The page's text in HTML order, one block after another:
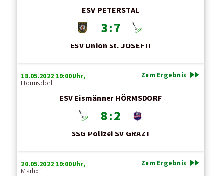
ESV PETERSTAL
3 : 7
ESV Union St. JOSEF II
18.05.2022 19:00Uhr,
Hörmsdorf
ESV Eismänner HÖRMSDORF
8 : 2
SSG Polizei SV GRAZ I
Zum Ergebnis fast_forward
20.05.2022 19:00Uhr,
Marhof
Zum Ergebnis fast_forward